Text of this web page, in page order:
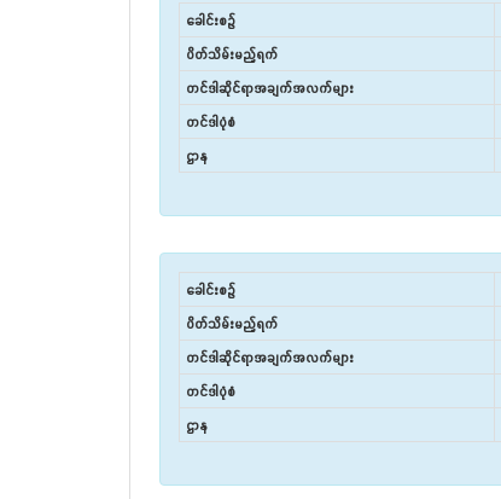
ခေါင်းစဉ်
ပိတ်သိမ်းမည့်ရက်
တင်ဒါဆိုင်ရာအချက်အလက်များ
တင်ဒါပုံစံ
ဌာန
ခေါင်းစဉ်
ပိတ်သိမ်းမည့်ရက်
တင်ဒါဆိုင်ရာအချက်အလက်များ
တင်ဒါပုံစံ
ဌာန